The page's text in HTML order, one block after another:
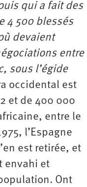
qui a fait des
4 500 blessés
devaient
entre
sous l’égide
occidental est
et de 400 000
entre le
l’Espagne
est retirée, et
envahi et
Ont